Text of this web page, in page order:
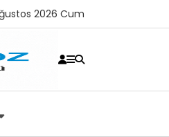
2026 Cum